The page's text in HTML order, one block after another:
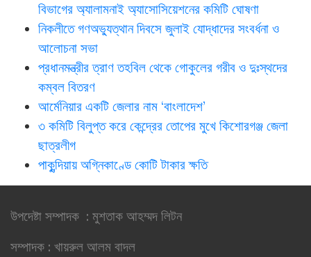
বিভাগের অ্যালামনাই অ্যাসোসিয়েশনের কমিটি ঘোষণা
নিকলীতে গণঅভ্যুত্থান দিবসে জুলাই যোদ্ধাদের সংবর্ধনা ও
আলোচনা সভা
প্রধানমন্ত্রীর ত্রাণ তহবিল থেকে গোকুলের গরীব ও দুঃস্থদের
কম্বল বিতরণ
আর্মেনিয়ার একটি জেলার নাম ‘বাংলাদেশ’
৩ কমিটি বিলুপ্ত করে কেন্দ্রের তোপের মুখে কিশোরগঞ্জ জেলা
ছাত্রলীগ
পাকুন্দিয়ায় অগ্নিকাণ্ডে কোটি টাকার ক্ষতি
উপদেষ্টা সম্পাদক : মুশতাক আহম্মদ লিটন
সম্পাদক : খায়রুল আলম বাদল